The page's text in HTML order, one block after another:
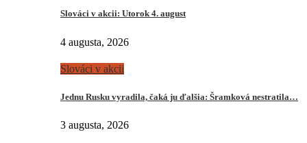
Slováci v akcii: Utorok 4. august
4 augusta, 2026
Slováci v akcii
Jednu Rusku vyradila, čaká ju ďalšia: Šramková nestratila…
3 augusta, 2026